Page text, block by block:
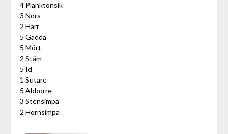
4 Planktonsik
3 Nors
2 Harr
5 Gädda
5 Mört
2 Stäm
5 Id
1 Sutare
5 Abborre
3 Stensimpa
2 Hornsimpa